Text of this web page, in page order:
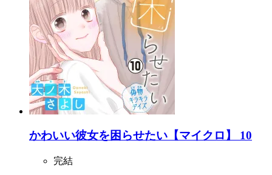
かわいい彼女を困らせたい【マイクロ】 10
完結